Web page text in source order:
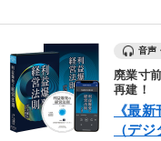
音声
廃業寸
再建！
《最
（デ